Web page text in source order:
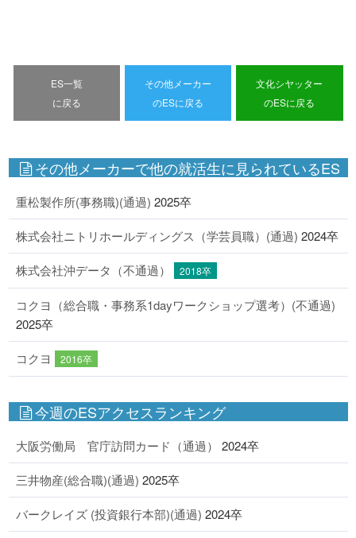
ES一覧
に戻る
その他メーカー
のESに戻る
文化シヤッター
のESに戻る
その他メーカーで他の就活生に見られているES
重松製作所(事務職)(通過) 2025卒
株式会社ニトリホールディングス（学芸員職）(通過) 2024卒
株式会社沖データ（不通過） 2018卒
コクヨ（総合職・事務系1dayワークショップ選考）(不通過)
2025卒
コクヨ 2016卒
今週のESアクセスランキング
大阪労働局 官庁訪問カード（通過） 2024卒
三井物産(総合職)(通過) 2025卒
バークレイズ (投資銀行本部)(通過) 2024卒